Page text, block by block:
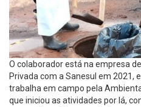
O colaborador está na empresa
Privada com a Sanesul em 2021,
trabalha em campo pela
que iniciou as atividades por lá,